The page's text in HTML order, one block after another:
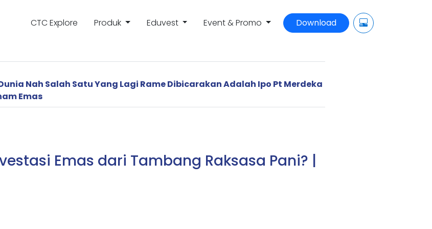
CTC Explore Produk Eduvest Event & Promo Download
Nah Salah Satu Yang Lagi Rame Dibicarakan Adalah Ipo Pt Merdeka
Emas
Emas dari Tambang Raksasa Pani? |